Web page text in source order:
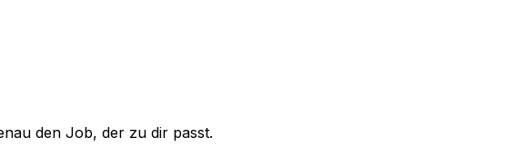
den Job, der zu dir passt.